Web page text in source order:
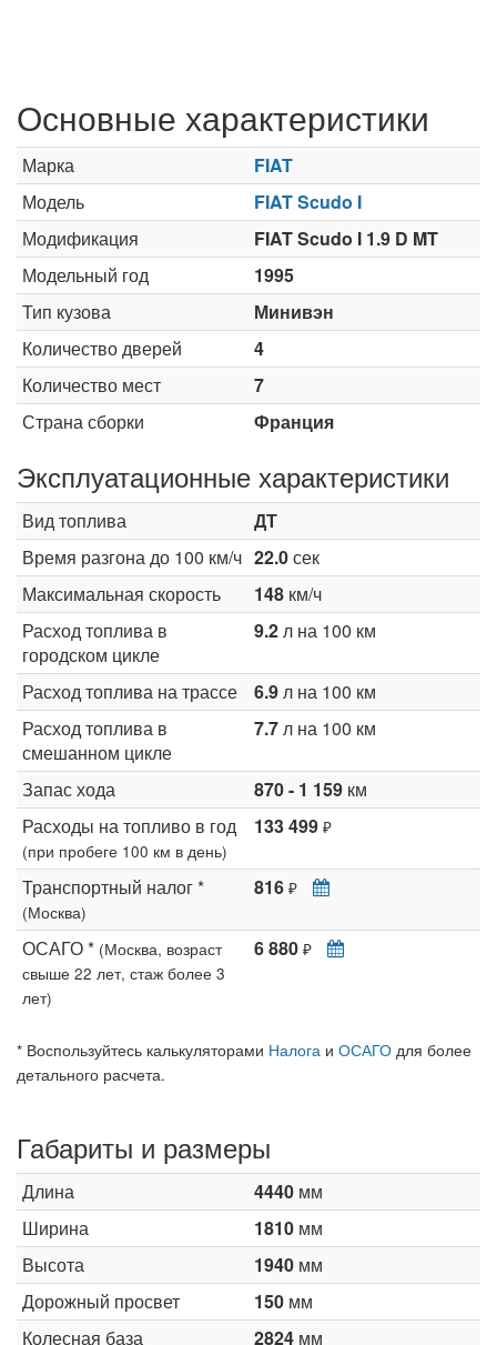
Основные характеристики
Марка
FIAT
Модель
FIAT Scudo I
Модификация
FIAT Scudo I 1.9 D MT
Модельный год
1995
Тип кузова
Минивэн
Количество дверей
4
Количество мест
7
Страна сборки
Франция
Эксплуатационные характеристики
Вид топлива
ДТ
Время разгона до 100 км/ч 22.0сек
Максимальная скорость
148 км/ч
Расход топлива в
городском цикле
9.2л на 100 км
Расход топлива на трассе 6.9л на 100 км
Расход топлива в
смешанном цикле
7.7л на 100 км
Запас хода 870 - 1 159 км
Расходы на топливо в год
(при пробеге 100 км в день)
133 499 ₽
Транспортный налог *
(Москва)
816 ₽
ОСАГО * (Москва, возраст
свыше 22 лет, стаж более 3
лет)
6 880 ₽
* Воспользуйтесь калькуляторами Налога и ОСАГО для более
детального расчета.
Габариты и размеры
Длина 4440 мм
Ширина
1810 мм
Высота
1940 мм
Дорожный просвет
150 мм
Колесная база
2824 мм